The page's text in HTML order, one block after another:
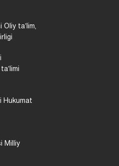
taʼlim,
Hukumat
Milliy